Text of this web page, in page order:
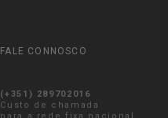
FALE CONNOSCO
(+351) 289702016
Custo de chamada